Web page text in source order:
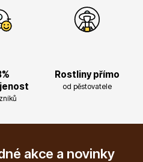
Rostliny přímo
od pěstovatele
akce a novinky